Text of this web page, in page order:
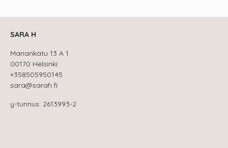
SARA H
Mariankatu 13 A 1
00170 Helsinki
+358505950145
sara@sarah.fi
y-tunnus: 2613993-2